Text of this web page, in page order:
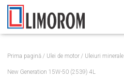
Prima pagină / Ulei de motor / Uleiuri minerale
New Generation 15W-50 (2539) 4L